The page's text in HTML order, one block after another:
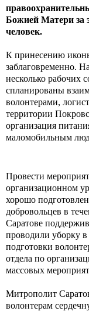
Божией Матери за
человек.
К принесению
заблаговременно.
несколько
спланированы
волонтерами,
территории
организация
маломобильным
Провести
организационном
хорошо
добровольцев в
Саратове
проводили уборку
подготовки
отдела по
массовых
Митрополит
волонтерам